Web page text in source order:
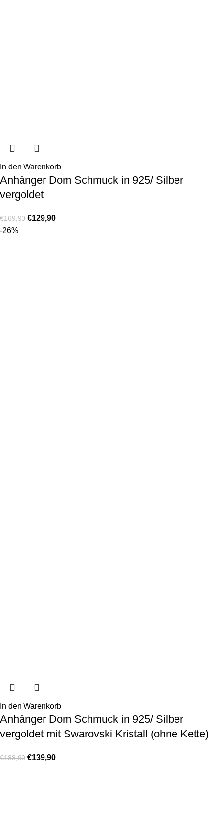
In den Warenkorb
Anhänger Dom Schmuck in 925/ Silber
vergoldet
€169,90 €129,90
-26%
In den Warenkorb
Anhänger Dom Schmuck in 925/ Silber
vergoldet mit Swarovski Kristall (ohne Kette)
€188,90 €139,90